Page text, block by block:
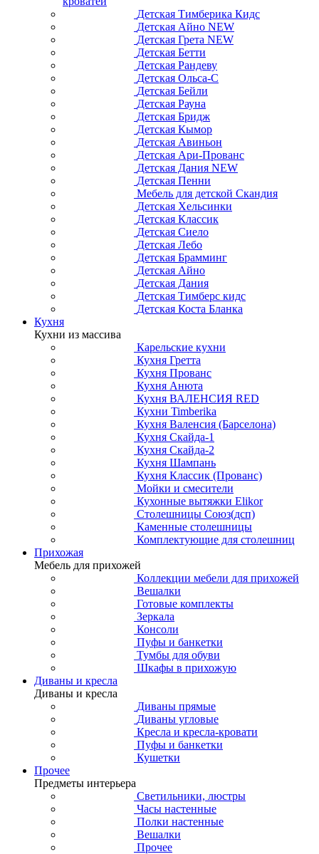
Детская Тимберика Кидс
Детская Айно NEW
Детская Грета NEW
Детская Бетти
Детская Рандеву
Детская Ольса-С
Детская Бейли
Детская Рауна
Детская Бридж
Детская Кымор
Детская Авиньон
Детская Ари-Прованс
Детская Дания NEW
Детская Пенни
Мебель для детской Скандия
Детская Хельсинки
Детская Классик
Детская Сиело
Детская Лебо
Детская Брамминг
Детская Айно
Детская Дания
Детская Тимберс кидс
Детская Коста Бланка
Кухня
Кухни из массива
Карельские кухни
Кухня Гретта
Кухня Прованс
Кухня Анюта
Кухня ВАЛЕНСИЯ RED
Кухни Timberika
Кухня Валенсия (Барселона)
Кухня Скайда-1
Кухня Скайда-2
Кухня Шампань
Кухня Классик (Прованс)
Мойки и смесители
Кухонные вытяжки Elikor
Столешницы Союз(дсп)
Каменные столешницы
Комплектующие для столешниц
Прихожая
Мебель для прихожей
Коллекции мебели для прихожей
Вешалки
Готовые комплекты
Зеркала
Консоли
Пуфы и банкетки
Тумбы для обуви
Шкафы в прихожую
Диваны и кресла
Диваны и кресла
Диваны прямые
Диваны угловые
Кресла и кресла-кровати
Пуфы и банкетки
Кушетки
Прочее
Предметы интерьера
Светильники, люстры
Часы настенные
Полки настенные
Вешалки
Прочее